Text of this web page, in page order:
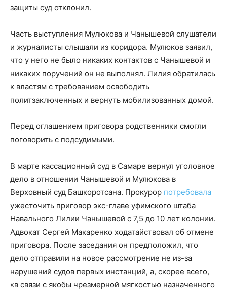
защиты суд отклонил.
Часть выступления Мулюкова и Чанышевой слушатели
и журналисты слышали из коридора. Мулюков заявил,
что у него не было никаких контактов с Чанышевой и
никаких поручений он не выполнял. Лилия обратилась
к властям с требованием освободить
политзаключенных и вернуть мобилизованных домой.
Перед оглашением приговора родственники смогли
поговорить с подсудимыми.
В марте кассационный суд в Самаре вернул уголовное
дело в отношении Чанышевой и Мулюкова в
Верховный суд Башкоротсана. Прокурор потребовала
ужесточить приговор экс-главе уфимского штаба
Навального Лилии Чанышевой с 7,5 до 10 лет колонии.
Адвокат Сергей Макаренко ходатайствовал об отмене
приговора. После заседания он предположил, что
дело отправили на новое рассмотрение не из-за
нарушений судов первых инстанций, а, скорее всего,
«в связи с якобы чрезмерной мягкостью назначенного